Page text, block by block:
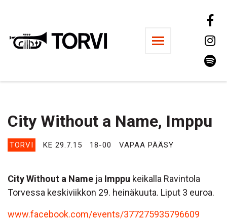
Ravintola Torvi
City Without a Name, Imppu
TORVI KE 29.7.15 18-00 VAPAA PÄÄSY
City Without a Name ja Imppu keikalla Ravintola
Torvessa keskiviikkon 29. heinäkuuta. Liput 3 euroa.
www.facebook.com/events/377275935796609